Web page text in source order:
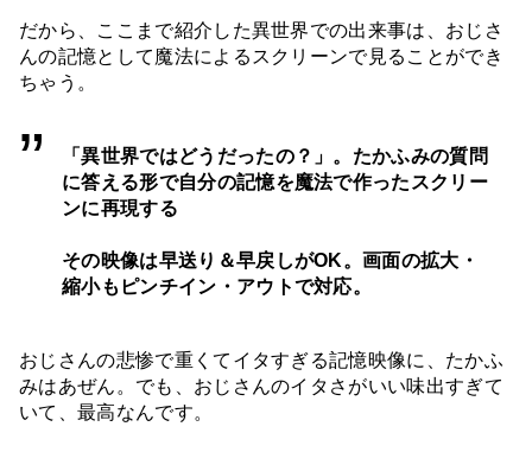
だから、ここまで紹介した異世界での出来事は、おじさ
んの記憶として魔法によるスクリーンで見ることができ
ちゃう。
「異世界ではどうだったの？」。たかふみの質問
に答える形で自分の記憶を魔法で作ったスクリー
ンに再現する
その映像は早送り＆早戻しがOK。画面の拡大・
縮小もピンチイン・アウトで対応。
おじさんの悲惨で重くてイタすぎる記憶映像に、たかふ
みはあぜん。でも、おじさんのイタさがいい味出すぎて
いて、最高なんです。